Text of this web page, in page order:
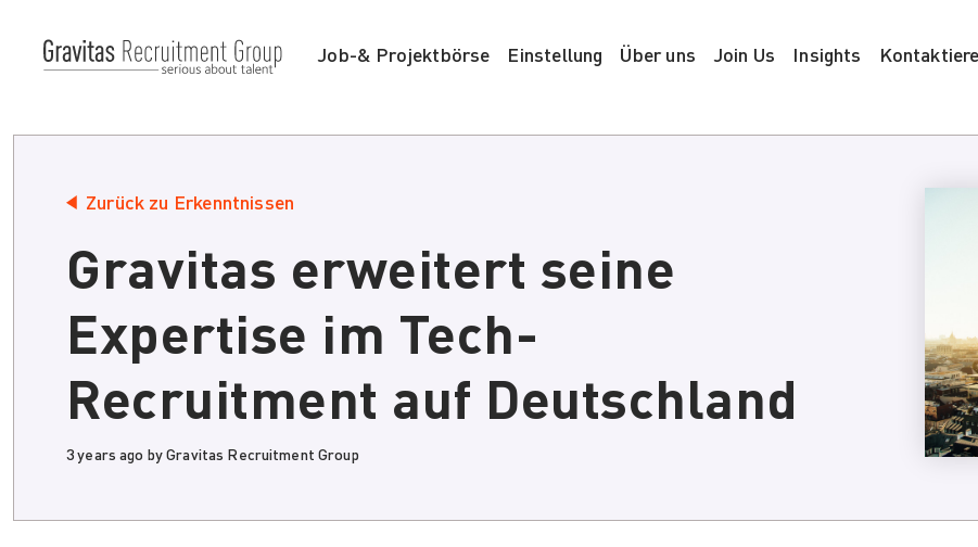
Job-& Projektbörse Einstellung Über uns Join Us Insights
Zurück zu Erkenntnissen
Gravitas erweitert seine
Expertise im Tech-
Recruitment auf Deutschland
3 years ago by Gravitas Recruitment Group